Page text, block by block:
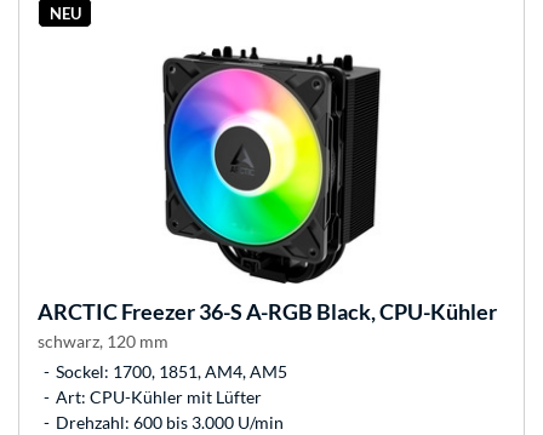
NEU
ARCTICFreezer 36-S A-RGB Black, CPU-Kühler
schwarz, 120 mm
Sockel: 1700, 1851, AM4, AM5
Art: CPU-Kühler mit Lüfter
Drehzahl: 600 bis 3.000 U/min